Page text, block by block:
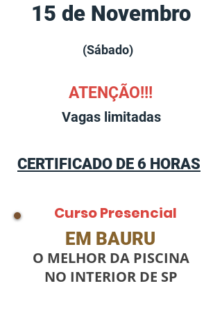
15 de Novembro
(Sábado)
ATENÇÃO!!!
Vagas limitadas
CERTIFICADO DE 6 HORAS
EM BAURU
O MELHOR DA PISCINA
NO INTERIOR DE SP
Curso Presencial